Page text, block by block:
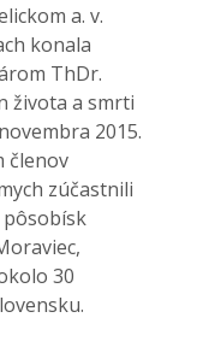
a. v.
konala
ThDr.
života a smrti
2015.
členov
zúčastnili
pôsobísk
30